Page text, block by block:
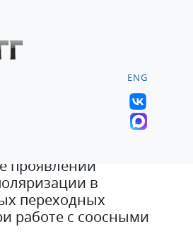
ENG
проявлений
в
переходных
работе с соосными